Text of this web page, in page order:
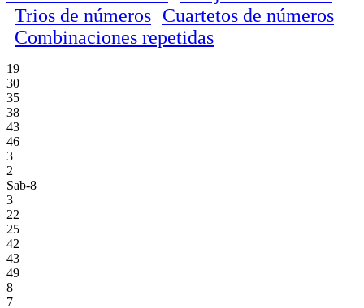
Trios de números Cuartetos de números
Combinaciones repetidas
19
30
35
38
43
46
3
2
Sab-8
3
22
25
42
43
49
8
7